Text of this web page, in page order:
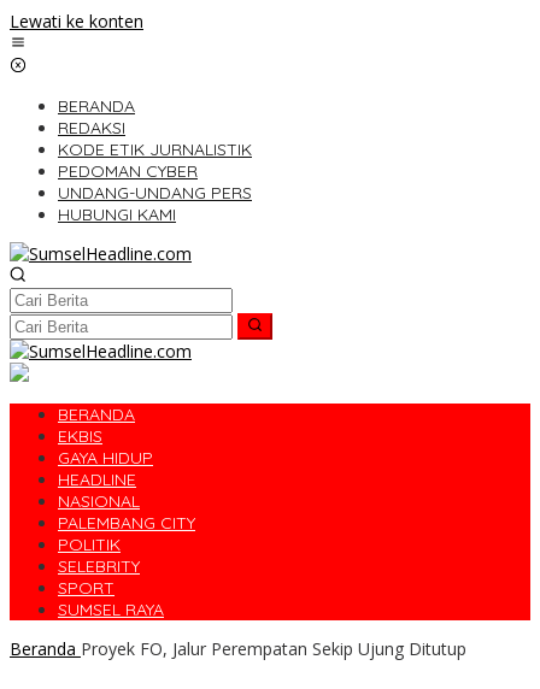
Lewati ke konten
BERANDA
REDAKSI
KODE ETIK JURNALISTIK
PEDOMAN CYBER
UNDANG-UNDANG PERS
HUBUNGI KAMI
BERANDA
EKBIS
GAYA HIDUP
HEADLINE
NASIONAL
PALEMBANG CITY
POLITIK
SELEBRITY
SPORT
SUMSEL RAYA
Beranda Proyek FO, Jalur Perempatan Sekip Ujung Ditutup